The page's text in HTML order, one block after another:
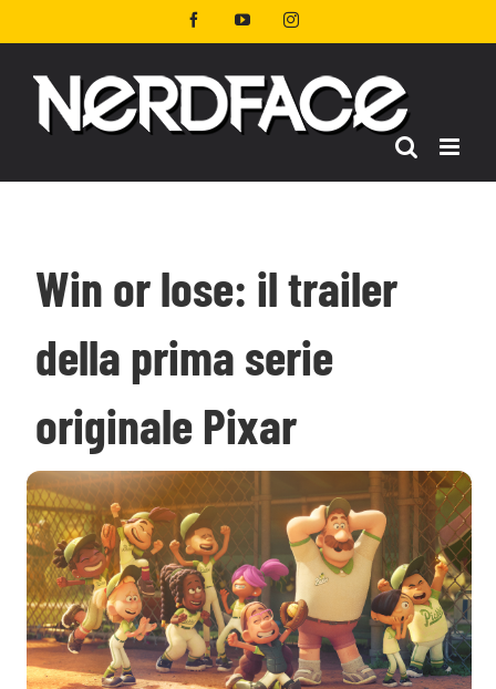
al
FacebookYouTubeInstagram
Win or lose: il trailer
della prima serie
originale Pixar